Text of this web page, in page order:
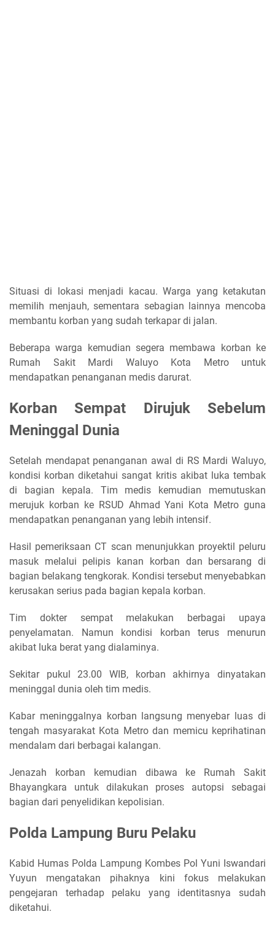
Situasi di lokasi menjadi kacau. Warga yang ketakutan
memilih menjauh, sementara sebagian lainnya mencoba
membantu korban yang sudah terkapar di jalan.
Beberapa warga kemudian segera membawa korban ke
Rumah Sakit Mardi Waluyo Kota Metro untuk
mendapatkan penanganan medis darurat.
Korban Sempat Dirujuk Sebelum
Meninggal Dunia
Setelah mendapat penanganan awal di RS Mardi Waluyo,
kondisi korban diketahui sangat kritis akibat luka tembak
di bagian kepala. Tim medis kemudian memutuskan
merujuk korban ke RSUD Ahmad Yani Kota Metro guna
mendapatkan penanganan yang lebih intensif.
Hasil pemeriksaan CT scan menunjukkan proyektil peluru
masuk melalui pelipis kanan korban dan bersarang di
bagian belakang tengkorak. Kondisi tersebut menyebabkan
kerusakan serius pada bagian kepala korban.
Tim dokter sempat melakukan berbagai upaya
penyelamatan. Namun kondisi korban terus menurun
akibat luka berat yang dialaminya.
Sekitar pukul 23.00 WIB, korban akhirnya dinyatakan
meninggal dunia oleh tim medis.
Kabar meninggalnya korban langsung menyebar luas di
tengah masyarakat Kota Metro dan memicu keprihatinan
mendalam dari berbagai kalangan.
Jenazah korban kemudian dibawa ke Rumah Sakit
Bhayangkara untuk dilakukan proses autopsi sebagai
bagian dari penyelidikan kepolisian.
Polda Lampung Buru Pelaku
Kabid Humas Polda Lampung Kombes Pol Yuni Iswandari
Yuyun mengatakan pihaknya kini fokus melakukan
pengejaran terhadap pelaku yang identitasnya sudah
diketahui.